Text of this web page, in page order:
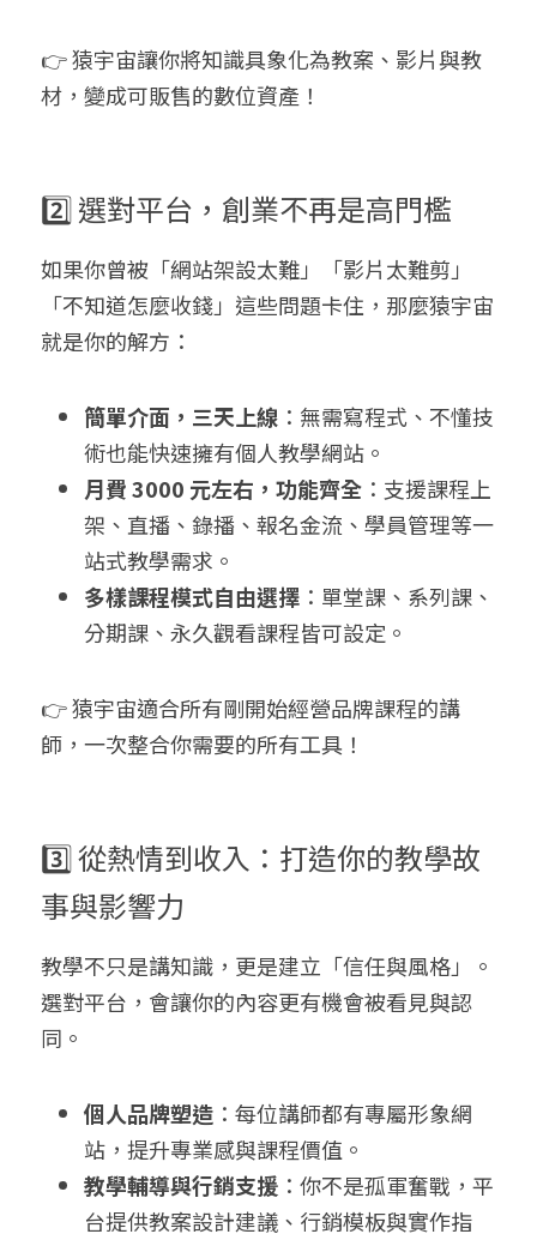
👉 猿宇宙讓你將知識具象化為教案、影片與教
材，變成可販售的數位資產！
2️⃣ 選對平台，創業不再是高門檻
如果你曾被「網站架設太難」「影片太難剪」
「不知道怎麼收錢」這些問題卡住，那麼猿宇宙
就是你的解方：
簡單介面，三天上線 ：無需寫程式、不懂技
術也能快速擁有個人教學網站。
月費 3000 元左右，功能齊全 ：支援課程上
架、直播、錄播、報名金流、學員管理等一
站式教學需求。
多樣課程模式自由選擇 ：單堂課、系列課、
分期課、永久觀看課程皆可設定。
👉 猿宇宙適合所有剛開始經營品牌課程的講
師，一次整合你需要的所有工具！
3️⃣ 從熱情到收入：打造你的教學故
事與影響力
教學不只是講知識，更是建立「信任與風格」。
選對平台，會讓你的內容更有機會被看見與認
同。
個人品牌塑造 ：每位講師都有專屬形象網
站，提升專業感與課程價值。
教學輔導與行銷支援 ：你不是孤軍奮戰，平
台提供教案設計建議、行銷模板與實作指